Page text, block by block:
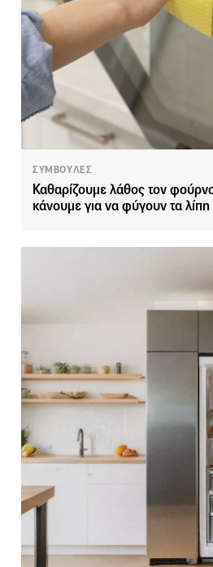
ΣΥΜΒΟΥΛΕΣ
Καθαρίζουμε λάθος τον
κάνουμε για να φύγουν τα λίπη